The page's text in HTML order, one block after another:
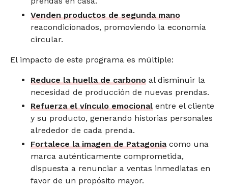
Venden productos de segunda mano
reacondicionados, promoviendo la economía
circular.
El impacto de este programa es múltiple:
Reduce la huella de carbono al disminuir la
necesidad de producción de nuevas prendas.
Refuerza el vínculo emocional entre el cliente
y su producto, generando historias personales
alrededor de cada prenda.
Fortalece la imagen de Patagoniacomo una
marca auténticamente comprometida,
dispuesta a renunciar a ventas inmediatas en
favor de un propósito mayor.